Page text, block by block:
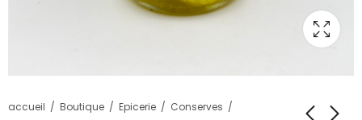
accueil Boutique Epicerie Conserves